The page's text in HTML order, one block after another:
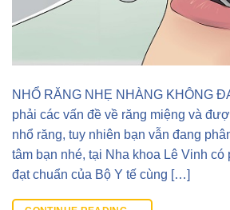
NHỔ RĂNG NHẸ NHÀNG KHÔNG
phải các vấn đề về răng miệng và
nhổ răng, tuy nhiên bạn vẫn đang
tâm bạn nhé, tại Nha khoa Lê Vinh có
đạt chuẩn của Bộ Y tế cùng […]